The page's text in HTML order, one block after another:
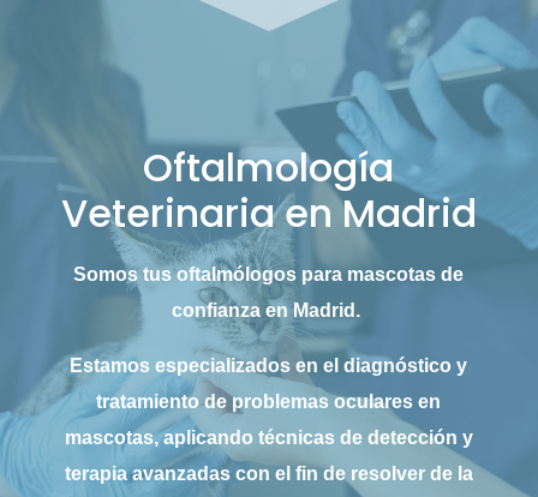
Oftalmología
Veterinaria en Madrid
Somos tus oftalmólogos para mascotas de
confianza en Madrid.
Estamos especializados en el diagnóstico y
tratamiento de problemas oculares en
mascotas, aplicando técnicas de detección y
terapia avanzadas con el fin de resolver de la